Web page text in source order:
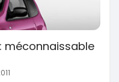
méconnaissable